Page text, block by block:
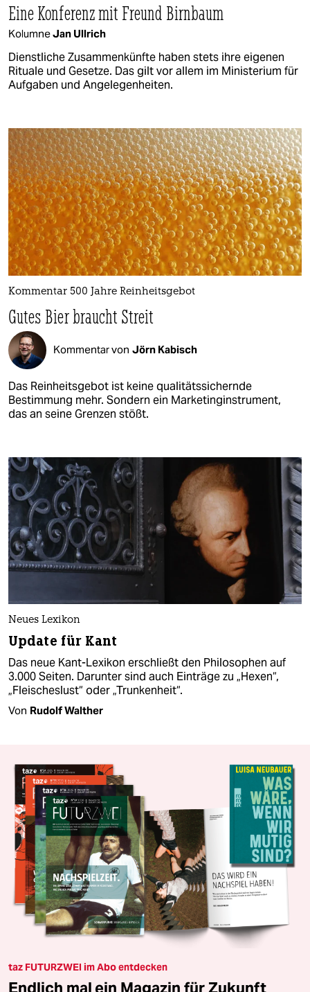
Eine Konferenz mit Freund Birnbaum
KolumneJan Ullrich
Dienstliche Zusammenkünfte haben stets ihre eigenen
Rituale und Gesetze. Das gilt vor allem im Ministerium für
Aufgaben und Angelegenheiten.
Kommentar 500 Jahre Reinheitsgebot
Gutes Bier braucht Streit
Kommentar von Jörn Kabisch
Das Reinheitsgebot ist keine qualitätssichernde
Bestimmung mehr. Sondern ein Marketinginstrument,
das an seine Grenzen stößt.
Neues Lexikon
Update für Kant
Das neue Kant-Lexikon erschließt den Philosophen auf
3.000 Seiten. Darunter sind auch Einträge zu „Hexen“,
„Fleischeslust“ oder „Trunkenheit“.
Von Rudolf Walther
taz FUTURZWEI im Abo entdecken
Endlich mal ein Magazin für Zukunft